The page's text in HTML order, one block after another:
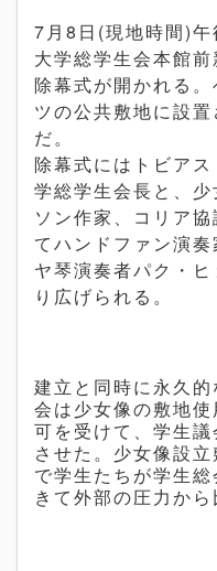
7月 8 日 (現地時間)午
大学総学生会本館
除幕式が開かれる
ツの公共敷地に設
だ。
除幕式にはトビア
学総学生会長と、
ソン作家、コリア
てハンドファン演
ヤ琴演奏者パク・
り広げられる。
建立と同時に永久
会は少女像の敷地
可を受けて、学生
させた。少女像設
で学生たちが学生
きて外部の圧力から